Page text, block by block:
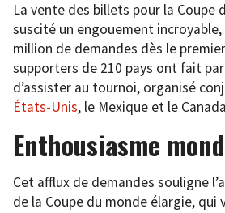
La vente des billets pour la Coupe
suscité un engouement incroyable,
million de demandes dès le
supporters de 210 pays ont fait
d’assister au tournoi, organisé
États-Unis, le Mexique et le
Enthousiasme
Cet afflux de demandes souligne
de la Coupe du monde élargie, qui